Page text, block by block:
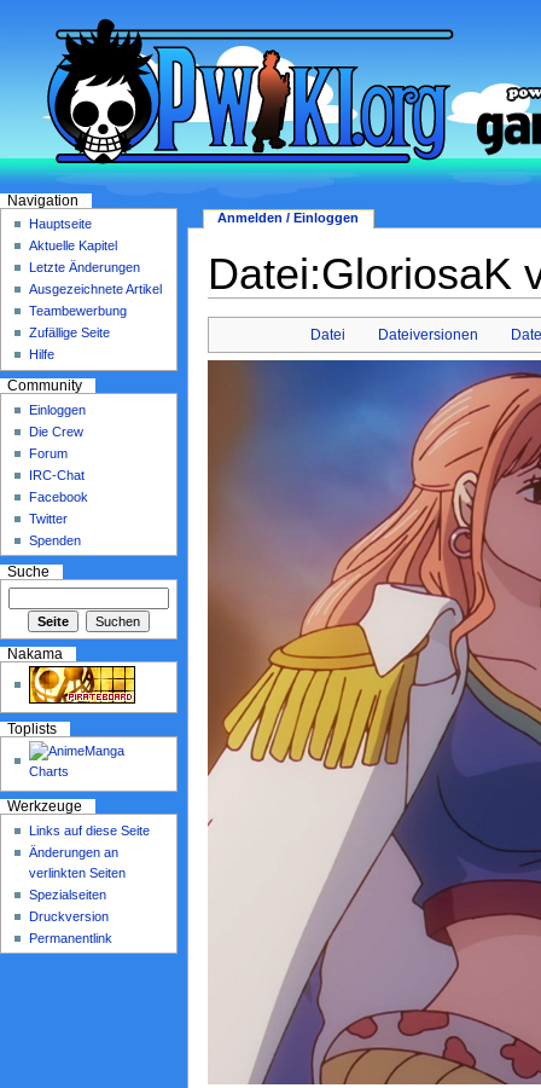
Datei:GloriosaK
Datei Dateiversionen
Anmelden / Einloggen
Navigation
Hauptseite
Aktuelle Kapitel
Letzte Änderungen
Ausgezeichnete Artikel
Teambewerbung
Zufällige Seite
Hilfe
Community
Einloggen
Die Crew
Forum
IRC-Chat
Facebook
Twitter
Spenden
Suche
Nakama
Toplists
Werkzeuge
Links auf diese Seite
Änderungen an
verlinkten Seiten
Spezialseiten
Druckversion
Permanentlink